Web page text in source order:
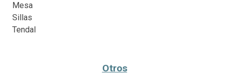
Mesa
Sillas
Tendal
Otros